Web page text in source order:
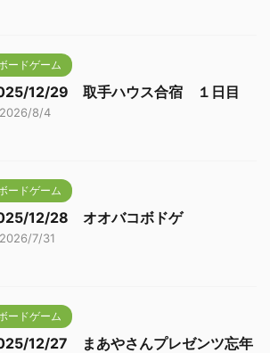
ードゲーム
12/29 取手ハウス合宿 １日目
2026/8/4
ードゲーム
12/28 オオバコボドゲ
2026/7/31
ードゲーム
12/27 まあやさんプレゼンツ忘年